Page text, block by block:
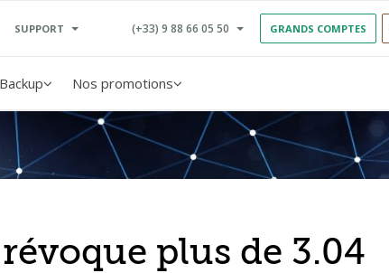
SUPPORT (+33) 9 88 66 05 50 GRANDS COMPTES
Nos promotions
plus de 3.04